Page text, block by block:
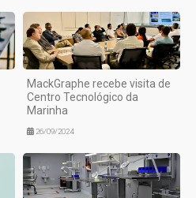
MackGraphe recebe visita de
Centro Tecnológico da
Marinha
26/09/2024